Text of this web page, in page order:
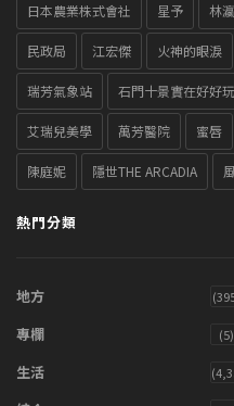
日本農業株式會社 星予 林
民政局 江宏傑 火神的眼淚
瑞芳氣象站 石門十景實在好好玩
艾瑞兒美學 萬芳醫院 蜜唇
陳庭妮 隱世THE ARCADIA
熱門分類
地方
專欄 (5)
生活